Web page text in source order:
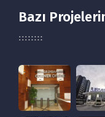
Bazı